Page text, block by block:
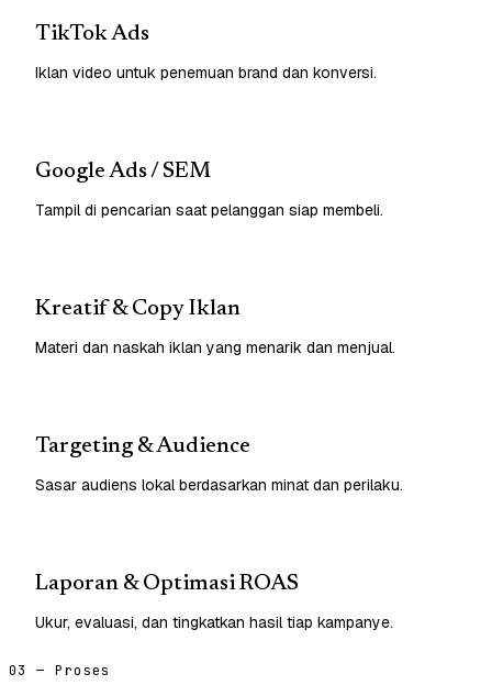
TikTok Ads
Iklan video untuk penemuan brand dan konversi.
Google Ads / SEM
Tampil di pencarian saat pelanggan siap membeli.
Kreatif & Copy Iklan
Materi dan naskah iklan yang menarik dan menjual.
Targeting & Audience
Sasar audiens lokal berdasarkan minat dan perilaku.
Laporan & Optimasi ROAS
Ukur, evaluasi, dan tingkatkan hasil tiap kampanye.
03 — Proses